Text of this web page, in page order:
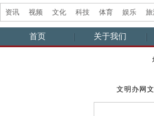
资讯 视频 文化 科技 体育 娱乐
首页 关于我们
文明办网